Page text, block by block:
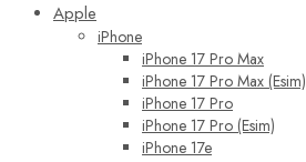
Apple
iPhone
iPhone 17 Pro Max
iPhone 17 Pro Max (Esim)
iPhone 17 Pro
iPhone 17 Pro (Esim)
iPhone 17e